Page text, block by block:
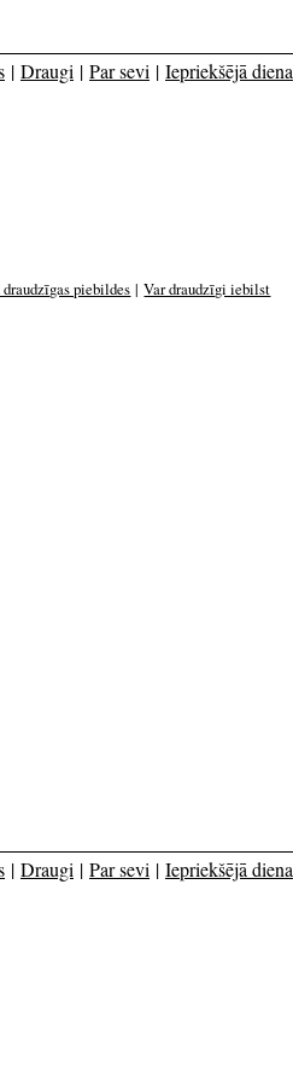
| Draugi | Par sevi | Iepriekšējā diena
draudzīgas piebildes |Var draudzīgi iebilst
| Draugi | Par sevi | Iepriekšējā diena